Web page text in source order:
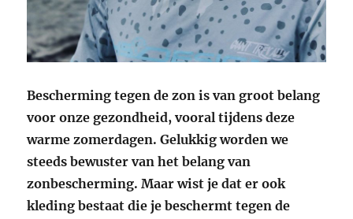
Bescherming tegen de zon is van groot belang
voor onze gezondheid, vooral tijdens deze
warme zomerdagen. Gelukkig worden we
steeds bewuster van het belang van
zonbescherming. Maar wist je dat er ook
kleding bestaat die je beschermt tegen de